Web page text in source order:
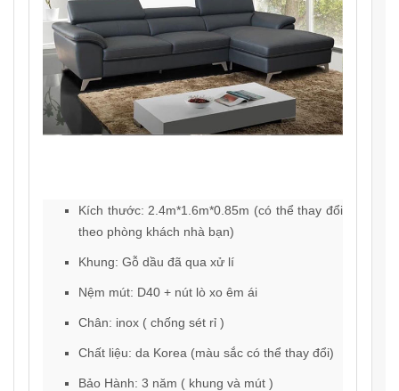
Kích thước: 2.4m*1.6m*0.85m (có thể thay đổi
theo phòng khách nhà bạn)
Khung: Gỗ dầu đã qua xử lí
Nệm mút: D40 + nút lò xo êm ái
Chân: inox ( chống sét rỉ )
Chất liệu: da Korea (màu sắc có thể thay đổi)
Bảo Hành: 3 năm ( khung và mút )